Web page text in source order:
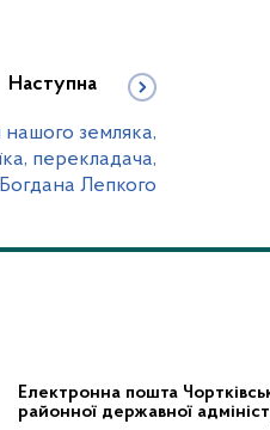
Наступна
земляка,
перекладача,
Лепкого
Електронна пошта
районної державної